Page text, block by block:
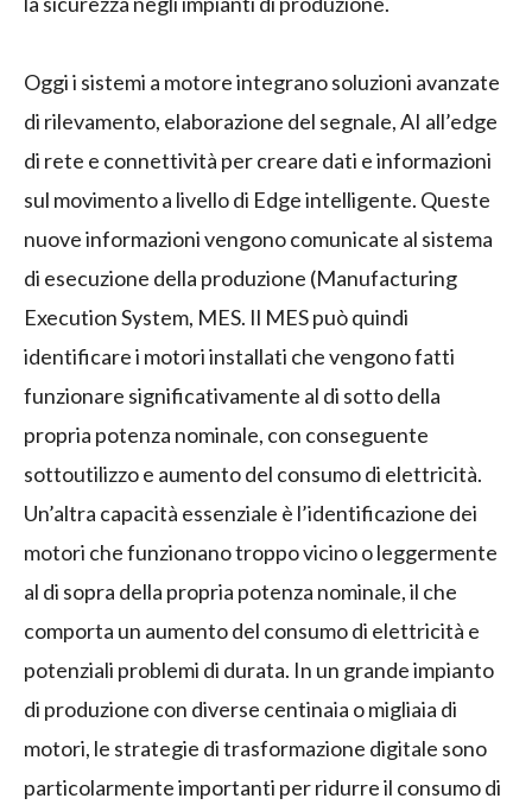
Oggi i sistemi a motore integrano soluzioni avanzate
di rilevamento, elaborazione del segnale, AI all’edge
di rete e connettività per creare dati e informazioni
sul movimento a livello di Edge intelligente. Queste
nuove informazioni vengono comunicate al sistema
di esecuzione della produzione (Manufacturing
Execution System, MES. Il MES può quindi
identificare i motori installati che vengono fatti
funzionare significativamente al di sotto della
propria potenza nominale, con conseguente
sottoutilizzo e aumento del consumo di elettricità.
Un’altra capacità essenziale è l’identificazione dei
motori che funzionano troppo vicino o leggermente
al di sopra della propria potenza nominale, il che
comporta un aumento del consumo di elettricità e
potenziali problemi di durata. In un grande impianto
di produzione con diverse centinaia o migliaia di
motori, le strategie di trasformazione digitale sono
particolarmente importanti per ridurre il consumo di